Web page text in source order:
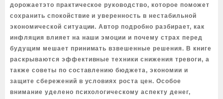
дорожаетэто практическое руководство, которое поможет
сохранить спокойствие и уверенность в нестабильной
экономической ситуации. Автор подробно разбирает, как
инфляция влияет на наши эмоции и почему страх перед
будущим мешает принимать взвешенные решения. В книге
раскрываются эффективные техники снижения тревоги, а
также советы по составлению бюджета, экономии и
защите сбережений в условиях роста цен. Особое
внимание уделено психологическому аспекту денег,